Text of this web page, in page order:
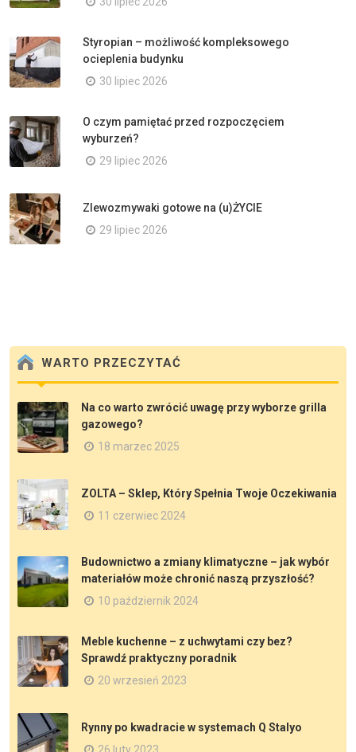
Styropian – możliwość kompleksowego
ocieplenia budynku
30 lipiec 2026
O czym pamiętać przed rozpoczęciem
wyburzeń?
29 lipiec 2026
Zlewozmywaki gotowe na (u)ŻYCIE
29 lipiec 2026
WARTO PRZECZYTAĆ
Na co warto zwrócić uwagę przy wyborze grilla
gazowego?
18 marzec 2025
ZOLTA – Sklep, Który Spełnia Twoje Oczekiwania
11 czerwiec 2024
Budownictwo a zmiany klimatyczne – jak wybór
materiałów może chronić naszą przyszłość?
10 październik 2024
Meble kuchenne – z uchwytami czy bez?
Sprawdź praktyczny poradnik
20 wrzesień 2023
Rynny po kwadracie w systemach Q Stalyo
26 luty 2023